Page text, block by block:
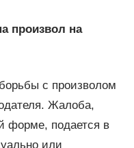
произвол на
с произволом
Жалоба,
форме, подается в
или